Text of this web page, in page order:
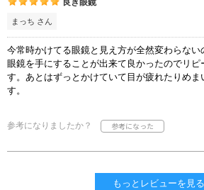
まっち さん
今常時かけてる眼鏡と見え方が全然変わらな
眼鏡を手にすることが出来て良かったのでリ
す。あとはずっとかけていて目が疲れたりめま
す。
参考になりましたか？
もっとレビューを見る